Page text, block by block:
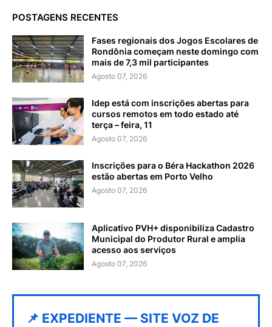
POSTAGENS RECENTES
Fases regionais dos Jogos Escolares de
Rondônia começam neste domingo com
mais de 7,3 mil participantes
Agosto 07, 2026
Idep está com inscrições abertas para
cursos remotos em todo estado até
terça – feira, 11
Agosto 07, 2026
Inscrições para o Béra Hackathon 2026
estão abertas em Porto Velho
Agosto 07, 2026
Aplicativo PVH+ disponibiliza Cadastro
Municipal do Produtor Rural e amplia
acesso aos serviços
Agosto 07, 2026
📌 EXPEDIENTE — SITE VOZ DE